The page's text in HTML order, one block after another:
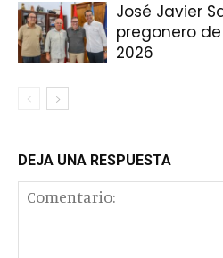
José Javier
pregonero
2026
DEJA UNA RESPUESTA